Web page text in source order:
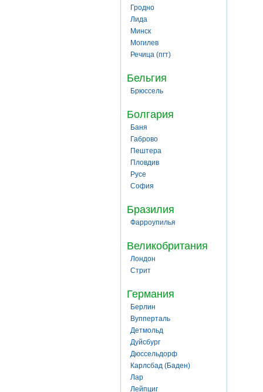
Гродно
Лида
Минск
Могилев
Речица (пгт)
Бельгия
Брюссель
Болгария
Баня
Габрово
Пештера
Пловдив
Русе
София
Бразилия
Фарроупилья
Великобритания
Лондон
Стрит
Германия
Берлин
Вупперталь
Детмольд
Дуйсбург
Дюссельдорф
Карлсбад (Баден)
Лар
Лейпциг